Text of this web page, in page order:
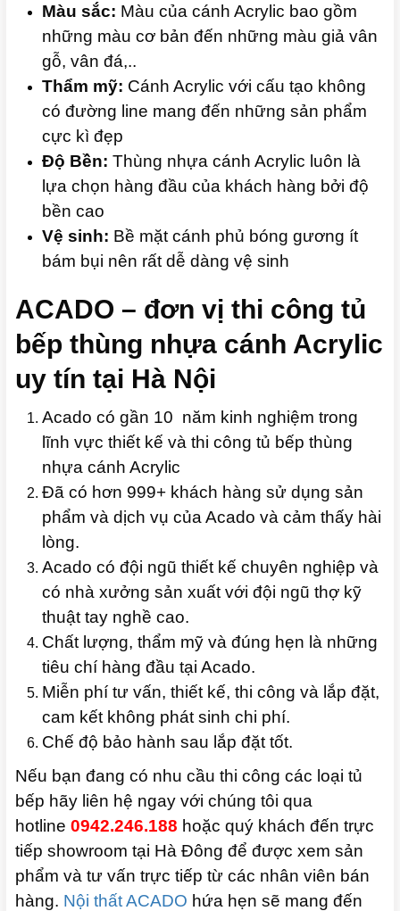
Màu sắc: Màu của cánh Acrylic bao gồm
những màu cơ bản đến những màu giả vân
gỗ, vân đá,..
Thẩm mỹ: Cánh Acrylic với cấu tạo không
có đường line mang đến những sản phẩm
cực kì đẹp
Độ Bền: Thùng nhựa cánh Acrylic luôn là
lựa chọn hàng đầu của khách hàng bởi độ
bền cao
Vệ sinh: Bề mặt cánh phủ bóng gương ít
bám bụi nên rất dễ dàng vệ sinh
ACADO – đơn vị thi công tủ
bếp thùng nhựa cánh Acrylic
uy tín tại Hà Nội
Acado có gần 10 năm kinh nghiệm trong
lĩnh vực thiết kế và thi công tủ bếp thùng
nhựa cánh Acrylic
Đã có hơn 999+ khách hàng sử dụng sản
phẩm và dịch vụ của Acado và cảm thấy hài
lòng.
Acado có đội ngũ thiết kế chuyên nghiệp và
có nhà xưởng sản xuất với đội ngũ thợ kỹ
thuật tay nghề cao.
Chất lượng, thẩm mỹ và đúng hẹn là những
tiêu chí hàng đầu tại Acado.
Miễn phí tư vấn, thiết kế, thi công và lắp đặt,
cam kết không phát sinh chi phí.
Chế độ bảo hành sau lắp đặt tốt.
Nếu bạn đang có nhu cầu thi công các loại tủ
bếp hãy liên hệ ngay với chúng tôi qua
hotline 0942.246.188 hoặc quý khách đến trực
tiếp showroom tại Hà Đông để được xem sản
phẩm và tư vấn trực tiếp từ các nhân viên bán
hàng. Nội thất ACADO hứa hẹn sẽ mang đến